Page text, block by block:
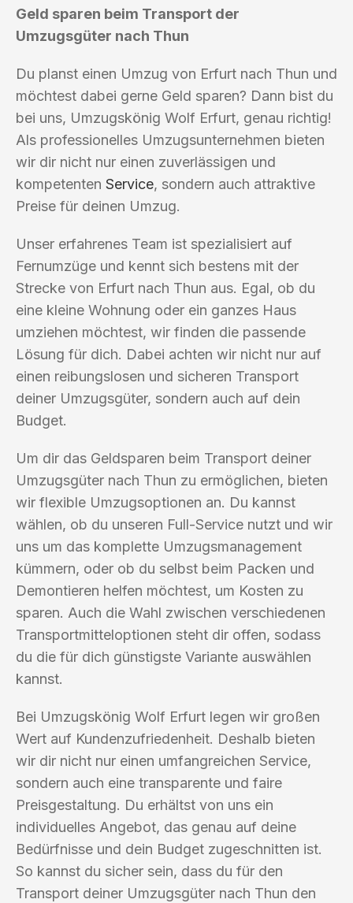
Geld sparen beim Transport der
Umzugsgüter nach Thun
Du planst einen Umzug von Erfurt nach Thun und
möchtest dabei gerne Geld sparen? Dann bist du
bei uns, Umzugskönig Wolf Erfurt, genau richtig!
Als professionelles Umzugsunternehmen bieten
wir dir nicht nur einen zuverlässigen und
kompetenten Service, sondern auch attraktive
Preise für deinen Umzug.
Unser erfahrenes Team ist spezialisiert auf
Fernumzüge und kennt sich bestens mit der
Strecke von Erfurt nach Thun aus. Egal, ob du
eine kleine Wohnung oder ein ganzes Haus
umziehen möchtest, wir finden die passende
Lösung für dich. Dabei achten wir nicht nur auf
einen reibungslosen und sicheren Transport
deiner Umzugsgüter, sondern auch auf dein
Budget.
Um dir das Geldsparen beim Transport deiner
Umzugsgüter nach Thun zu ermöglichen, bieten
wir flexible Umzugsoptionen an. Du kannst
wählen, ob du unseren Full-Service nutzt und wir
uns um das komplette Umzugsmanagement
kümmern, oder ob du selbst beim Packen und
Demontieren helfen möchtest, um Kosten zu
sparen. Auch die Wahl zwischen verschiedenen
Transportmitteloptionen steht dir offen, sodass
du die für dich günstigste Variante auswählen
kannst.
Bei Umzugskönig Wolf Erfurt legen wir großen
Wert auf Kundenzufriedenheit. Deshalb bieten
wir dir nicht nur einen umfangreichen Service,
sondern auch eine transparente und faire
Preisgestaltung. Du erhältst von uns ein
individuelles Angebot, das genau auf deine
Bedürfnisse und dein Budget zugeschnitten ist.
So kannst du sicher sein, dass du für den
Transport deiner Umzugsgüter nach Thun den